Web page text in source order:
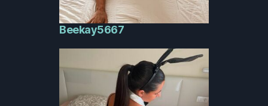
Beekay5667